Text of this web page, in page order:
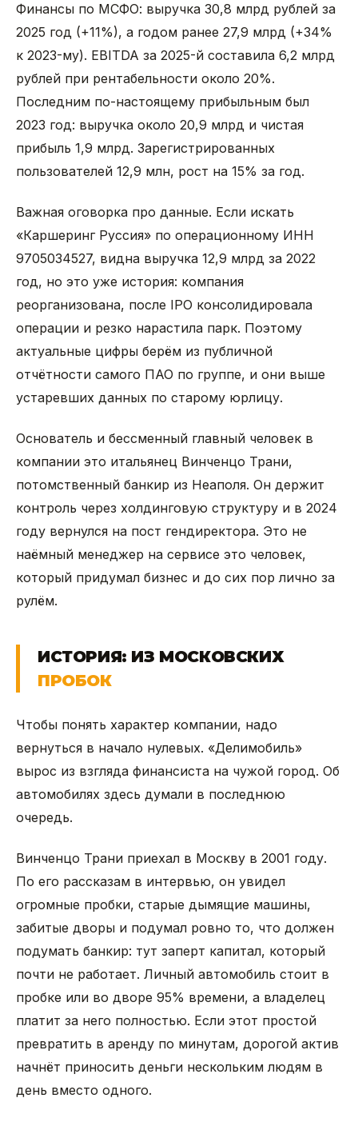
Финансы по МСФО: выручка 30,8 млрд рублей за
2025 год (+11%), а годом ранее 27,9 млрд (+34%
к 2023-му). EBITDA за 2025-й составила 6,2 млрд
рублей при рентабельности около 20%.
Последним по-настоящему прибыльным был
2023 год: выручка около 20,9 млрд и чистая
прибыль 1,9 млрд. Зарегистрированных
пользователей 12,9 млн, рост на 15% за год.
Важная оговорка про данные. Если искать
«Каршеринг Руссия» по операционному ИНН
9705034527, видна выручка 12,9 млрд за 2022
год, но это уже история: компания
реорганизована, после IPO консолидировала
операции и резко нарастила парк. Поэтому
актуальные цифры берём из публичной
отчётности самого ПАО по группе, и они выше
устаревших данных по старому юрлицу.
Основатель и бессменный главный человек в
компании это итальянец Винченцо Трани,
потомственный банкир из Неаполя. Он держит
контроль через холдинговую структуру и в 2024
году вернулся на пост гендиректора. Это не
наёмный менеджер на сервисе это человек,
который придумал бизнес и до сих пор лично за
рулём.
ИСТОРИЯ: ИЗ МОСКОВСКИХ
ПРОБОК
Чтобы понять характер компании, надо
вернуться в начало нулевых. «Делимобиль»
вырос из взгляда финансиста на чужой город. Об
автомобилях здесь думали в последнюю
очередь.
Винченцо Трани приехал в Москву в 2001 году.
По его рассказам в интервью, он увидел
огромные пробки, старые дымящие машины,
забитые дворы и подумал ровно то, что должен
подумать банкир: тут заперт капитал, который
почти не работает. Личный автомобиль стоит в
пробке или во дворе 95% времени, а владелец
платит за него полностью. Если этот простой
превратить в аренду по минутам, дорогой актив
начнёт приносить деньги нескольким людям в
день вместо одного.